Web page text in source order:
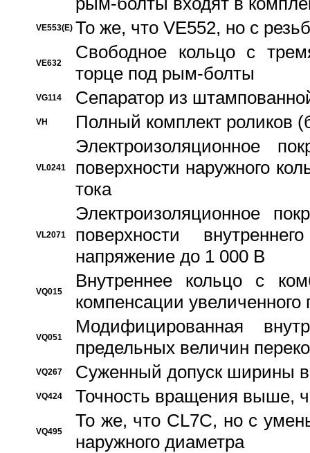
VE553(E) То же, что VE552, но с
VE632
Свободное кольцо с
торце под рым-болты
VG114 Сепаратор из
VH Полный комплект роликов
VL0241
Электроизоляционное
поверхности наружного
тока
VL2071
Электроизоляционное
поверхности
напряжение до 1 000 В
VQ015
Bнутреннее кольцо с
компенсации увеличенного
VQ051
Модифицированная
предельных величин
VQ267 Суженный допуск ширины
VQ424 Точность вращения выше,
VQ495
То же, что CL7C, но с
наружного диаметра